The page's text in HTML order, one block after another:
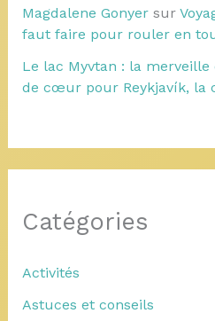
Magdalene Gonyersur
faut faire pour rouler en
Le lac Myvtan : la merveille
de cœur pour Reykjavík, la
Catégories
Activités
Astuces et conseils